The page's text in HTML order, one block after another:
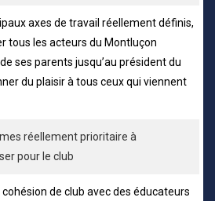
axes de travail réellement définis,
tous les acteurs du Montluçon
ses parents jusqu’au président du
du plaisir à tous ceux qui viennent
réellement prioritaire à
pour le club
de club avec des éducateurs